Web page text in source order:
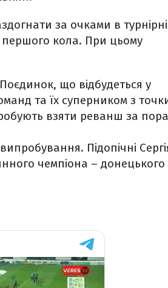
за очками в
першого кола. При цьому
що відбудеться у
та їх суперником з
взяти реванш за
Підопічні
чемпіона – донецького